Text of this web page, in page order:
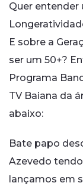
Quer
E sobre a
ser um 50+?
Programa
TV Baiana da
abaixo:
Bate papo
Azevedo
lançamos em